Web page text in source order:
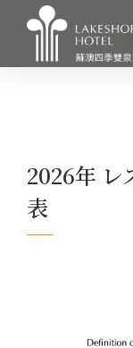
2026年 レ
表
客室案内